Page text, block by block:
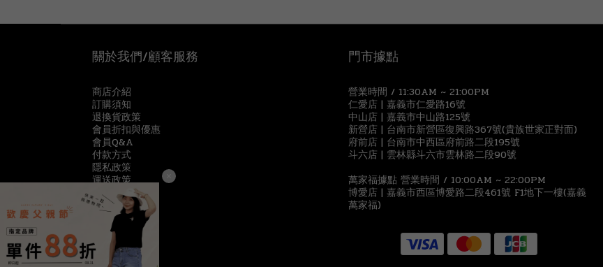
關於我們/顧客服務
商店介紹
訂購須知
退換貨政策
會員折扣與優惠
會員Q&A
付款方式
隱私政策
運送政策
門市據點
營業時間 / 11:30AM ~ 21:00PM
仁愛店 | 嘉義市仁愛路16號
中山店 | 嘉義市中山路125號
新營店 | 台南市新營區復興路367號(貴族世家正對面)
府前店 | 台南市中西區府前路二段195號
斗六店 | 雲林縣斗六市雲林路二段90號
萬家福據點 營業時間 / 10:00AM ~ 22:00PM
博愛店 | 嘉義市西區博愛路二段461號 F1地下一樓(嘉義
萬家福)